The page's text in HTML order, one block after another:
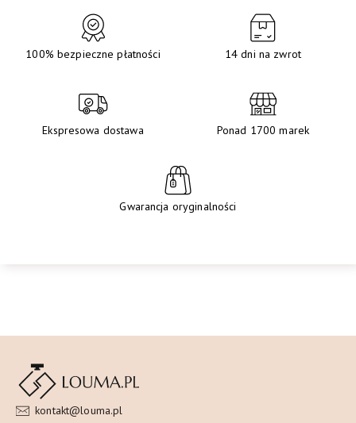
100% bezpieczne płatności 14 dni na zwrot
Ekspresowa dostawa Ponad 1700 marek
Gwarancja oryginalności
kontakt@louma.pl